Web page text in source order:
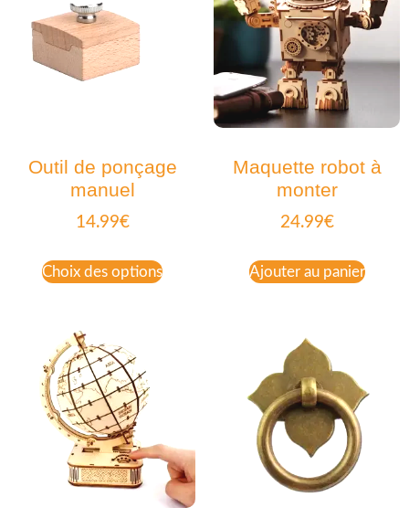
Outil de ponçage
manuel
14.99€
Choix des options
Maquette robot à
monter
24.99€
Ajouter au panier